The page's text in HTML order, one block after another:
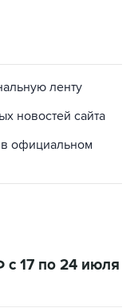
ленту
новостей сайта
в официальном
17 по 24 июля